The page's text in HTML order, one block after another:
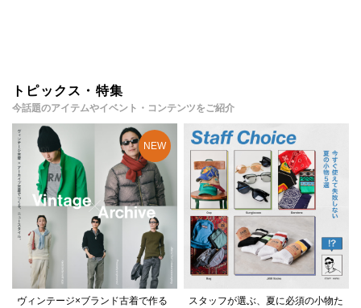
トピックス・特集
今話題のアイテムやイベント・コンテンツをご紹介
ヴィンテージ×ブランド古着で作る
スタッフが選ぶ、夏に必須の小物た